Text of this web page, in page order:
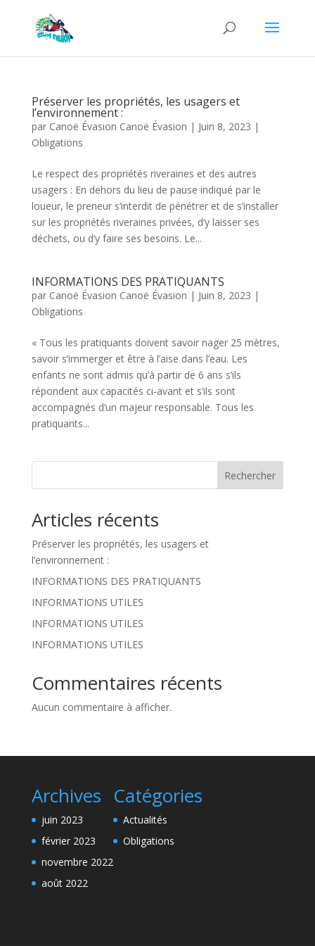
Préserver les propriétés, les usagers et
l’environnement :
par Canoë Évasion Canoë Évasion | Juin 8, 2023 |
Obligations
Le respect des propriétés riveraines et des autres
usagers : En dehors du lieu de pause indiqué par le
loueur, le preneur s’interdit de pénétrer et de s’installer
sur les propriétés riveraines privées, d’y laisser ses
déchets, ou d’y faire ses besoins. Le...
INFORMATIONS DES PRATIQUANTS
par Canoë Évasion Canoë Évasion | Juin 8, 2023 |
Obligations
« Tous les pratiquants doivent savoir nager 25 mètres,
savoir s’immerger et être à l’aise dans l’eau. Les
enfants ne sont admis qu’à partir de 6 ans s’ils
répondent aux capacités ci-avant et s’ils sont
accompagnés d’un majeur responsable. Tous les
pratiquants...
Rechercher
Articles récents
Préserver les propriétés, les usagers et
l’environnement :
INFORMATIONS DES PRATIQUANTS
INFORMATIONS UTILES
INFORMATIONS UTILES
INFORMATIONS UTILES
Commentaires récents
Aucun commentaire à afficher.
Archives
juin 2023
février 2023
novembre 2022
août 2022
Catégories
Actualités
Obligations